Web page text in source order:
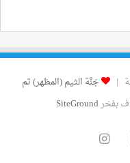
جَنَّة الثيم (المظهر) تم
بفخرSiteGround
‫YouTube